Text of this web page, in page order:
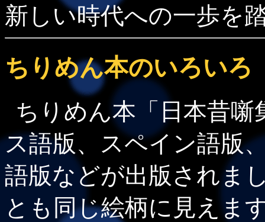
新しい時代への一歩を
ちりめん本のいろいろ
ちりめん本「日本昔
ス語版、スペイン語版
語版などが出版されま
とも同じ絵柄に見えま